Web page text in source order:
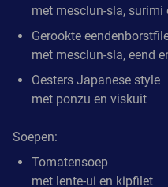
met mesclun-sla,
Gerookte
met mesclun-sla, eend
Oesters Japanese style
met ponzu en viskuit
Soepen:
Tomatensoep
met lente-ui en kipfilet